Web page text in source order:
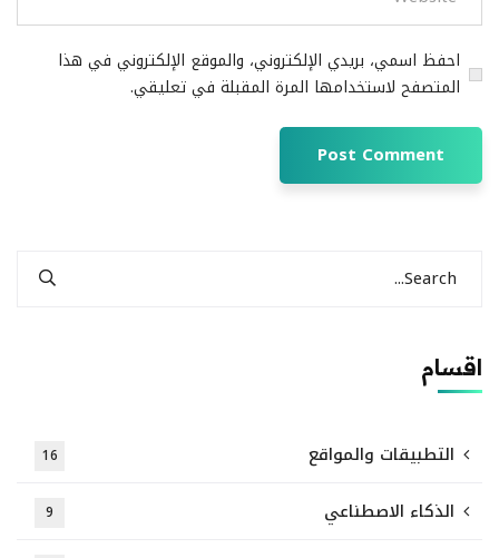
احفظ اسمي، بريدي الإلكتروني، والموقع الإلكتروني في هذا
المتصفح لاستخدامها المرة المقبلة في تعليقي.
اقسام
التطبيقات والمواقع 16
الذكاء الاصطناعي 9